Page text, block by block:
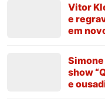
Vitor
e
em
show
e